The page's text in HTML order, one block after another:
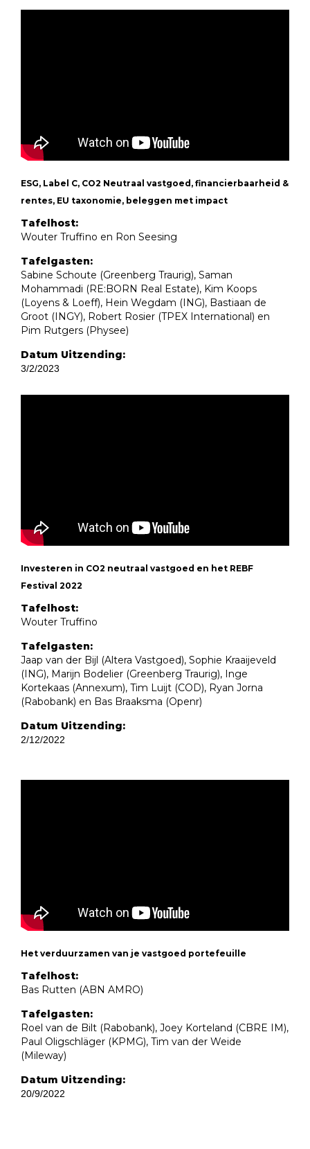
ESG, Label C, CO2 Neutraal vastgoed, financierbaarheid &
rentes, EU taxonomie, beleggen met impact
Tafelhost:
Wouter Truffino en Ron Seesing
Tafelgasten:
Sabine Schoute (Greenberg Traurig), Saman
Mohammadi (RE:BORN Real Estate), Kim Koops
(Loyens & Loeff), Hein Wegdam (ING), Bastiaan de
Groot (INGY), Robert Rosier (TPEX International) en
Pim Rutgers (Physee)
Datum Uitzending:
3/2/2023
Investeren in CO2 neutraal vastgoed en het REBF
Festival 2022
Tafelhost:
Wouter Truffino
Tafelgasten:
Jaap van der Bijl (Altera Vastgoed), Sophie Kraaijeveld
(ING), Marijn Bodelier (Greenberg Traurig), Inge
Kortekaas (Annexum), Tim Luijt (COD), Ryan Jorna
(Rabobank) en Bas Braaksma (Openr)
Datum Uitzending:
2/12/2022
Het verduurzamen van je vastgoed portefeuille
Tafelhost:
Bas Rutten (ABN AMRO)
Tafelgasten:
Roel van de Bilt (Rabobank), Joey Korteland (CBRE IM),
Paul Oligschläger (KPMG), Tim van der Weide
(Mileway)
Datum Uitzending:
20/9/2022